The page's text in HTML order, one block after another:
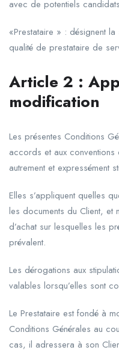
avec de potentiels
«Prestataire » : désignent la
qualité de prestataire de
Article 2 :
modification
Les présentes Conditions
accords et aux
autrement et expressément
Elles s’appliquent quelles
les documents du Client, et
d’achat sur lesquelles les
prévalent.
Les dérogations aux
valables lorsqu’elles sont
Le Prestataire est fondé à
Conditions Générales au
cas, il adressera à son